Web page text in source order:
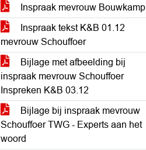
Inspraak mevrouw Bouwkamp
Inspraak tekst K&B 01.12
mevrouw Schouffoer
Bijlage met afbeelding bij
inspraak mevrouw Schouffoer
Inspreken K&B 03.12
Bijlage bij inspraak mevrouw
Schouffoer TWG - Experts aan het
woord